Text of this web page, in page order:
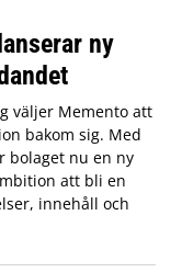
ny
väljer Memento att
bakom sig. Med
bolaget nu en ny
att bli en
innehåll och